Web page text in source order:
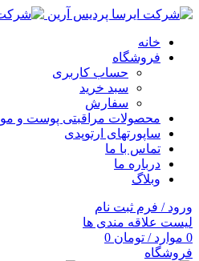
خانه
فروشگاه
حساب کاربری
سبد خرید
سفارش
محصولات مراقبتی پوست و مو
ساپورتهای ارتوپدی
تماس با ما
درباره ما
وبلاگ
ورود / فرم ثبت نام
لیست علاقه مندی ها
0 موارد / تومان
فروشگاه